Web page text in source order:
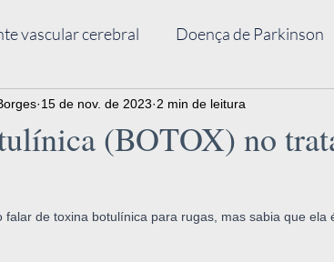
vascular cerebral Doença de Parkinson
Dor de cabeça Alzheimer-demências
(BOTOX) no
15 de nov. de 2023 2 min de leitura
falar de toxina botulínica para rugas, mas sabia que ela